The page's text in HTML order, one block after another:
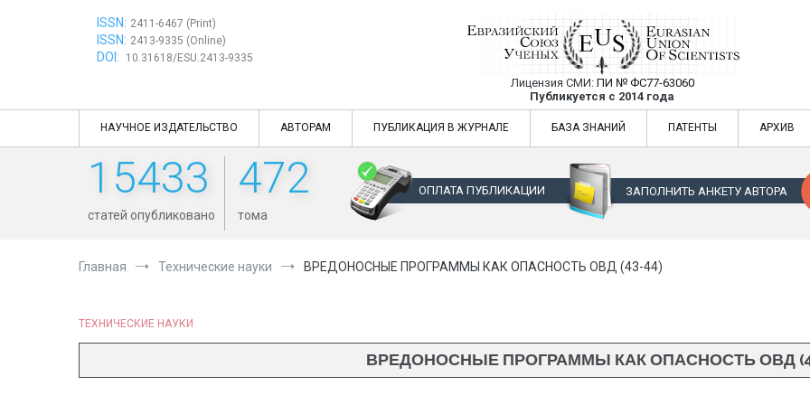
ISSN: 2411-6467 (Print)
ISSN: 2413-9335 (Online)
DOI: 10.31618/ESU.2413-9335
Евразийский Союз Ученых —
Лицензия СМИ: ПИ № ФС77-63060
Публикуется с 2014 года
Евразийский Союз Ученых — публикация научных статей в
НАУЧНОЕ ИЗДАТЕЛЬСТВО АВТОРАМ ПУБЛИКАЦИЯ В ЖУРНАЛЕ БАЗА ЗНАНИЙ ПАТЕНТЫ АРХИВ
15433
статей опубликовано
472
тома
ОПЛАТА ПУБЛИКАЦИИ ЗАПОЛНИТЬ АНКЕТУ АВТОРА
Главная Технические науки ВРЕДОНОСНЫЕ ПРОГРАММЫ КАК ОПАСНОСТЬ ОВД (43-44)
ТЕХНИЧЕСКИЕ НАУКИ
ВРЕДОНОСНЫЕ ПРОГРАММЫ КАК ОПАСНОСТЬ ОВД